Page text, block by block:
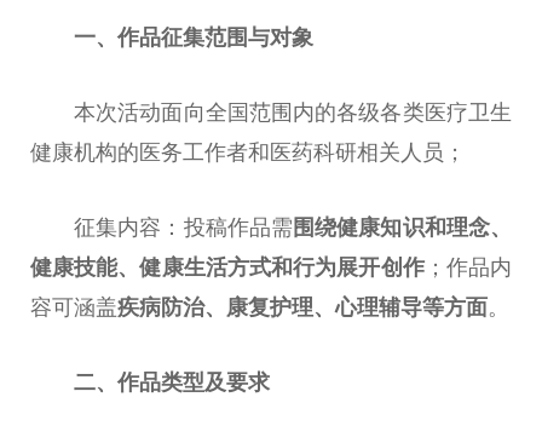
一、作品征集范围与对象
本次活动面向全国范围内的各级各类医疗卫生
健康机构的医务工作者和医药科研相关人员；
征集内容：投稿作品需 围绕健康知识和理念、
健康技能、健康生活方式和行为展开创作；作品内
容可涵盖疾病防治、康复护理、心理辅导等方面。
二、作品类型及要求